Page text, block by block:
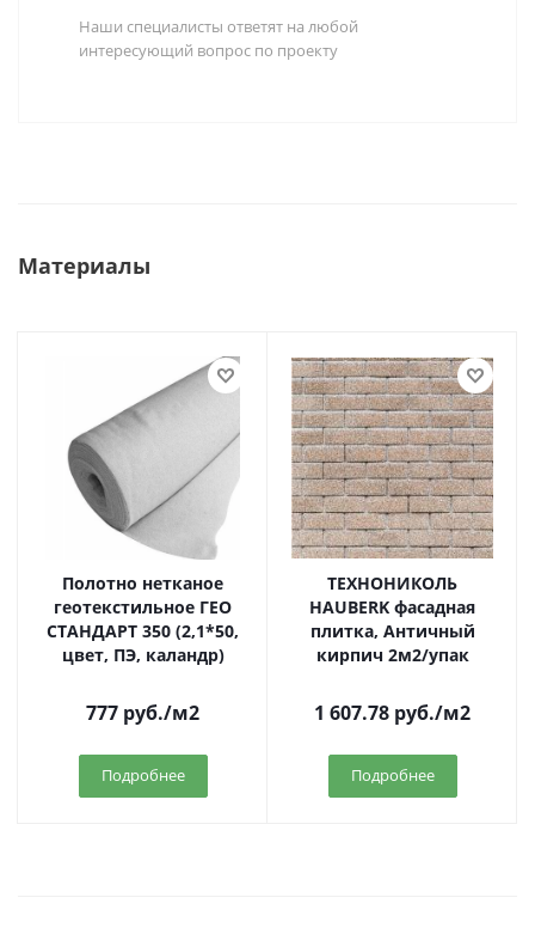
Наши специалисты ответят на любой
интересующий вопрос по проекту
Материалы
Полотно нетканое
геотекстильное ГЕО
СТАНДАРТ 350 (2,1*50,
цвет, ПЭ, каландр)
777 руб./м2
Подробнее
ТЕХНОНИКОЛЬ
HAUBERK фасадная
плитка, Античный
кирпич 2м2/упак
1 607.78 руб./м2
Подробнее